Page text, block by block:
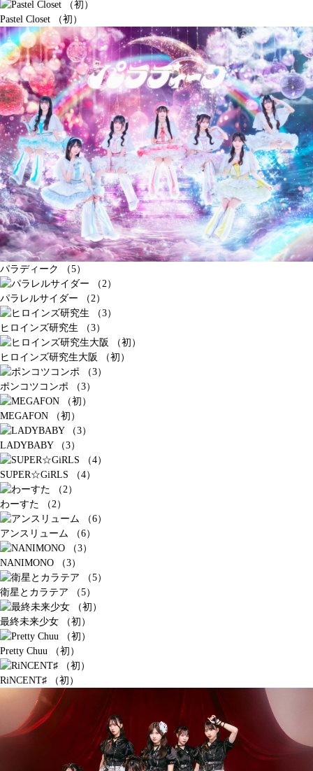
Pastel Closet （初）
パラディーク （5）
パラレルサイダー （2）
ヒロインズ研究生 （3）
ヒロインズ研究生大阪 （初）
ポンコツコンポ （3）
MEGAFON （初）
LADYBABY （3）
SUPER☆GiRLS （4）
わーすた （2）
アンスリューム （6）
NANIMONO （3）
衛星とカラテア （5）
最終未来少女 （初）
Pretty Chuu （初）
RiNCENT♯ （初）